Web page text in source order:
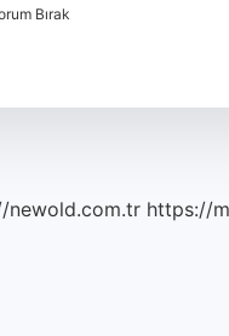
Bırak
newold.com.tr https://